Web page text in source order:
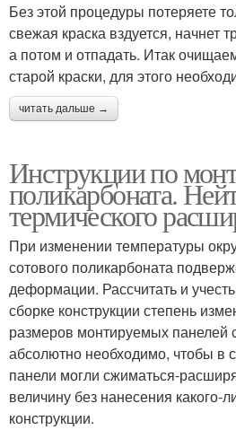
Без этой процедуры потеряете
свежая краска вздуется, начнет
а потом и отпадать. Итак
старой краски, для этого
читать дальше →
Инструкции по
поликарбоната.
термического
При изменении температуры
сотового поликарбоната
деформации. Рассчитать и
сборке конструкции степень
размеров монтируемых панелей
абсолютно необходимо, чтобы в
панели могли сжиматься-
величину без нанесения
конструкции.